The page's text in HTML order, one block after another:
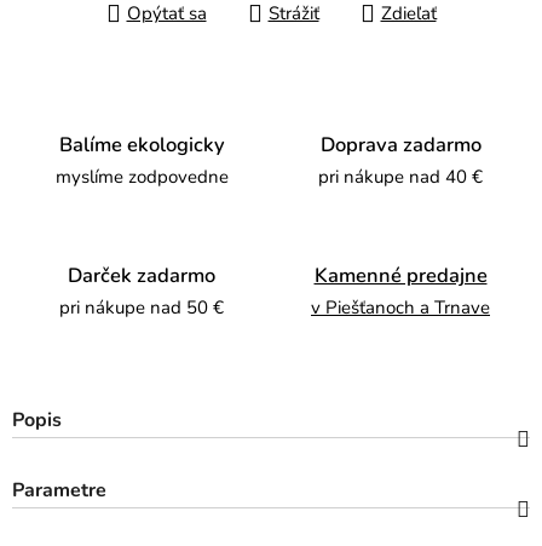
Opýtať sa Strážiť Zdieľať
Balíme ekologicky
myslíme zodpovedne
Doprava zadarmo
pri nákupe nad 40 €
Darček zadarmo
pri nákupe nad 50 €
Kamenné predajne
v Piešťanoch a Trnave
Popis
Parametre